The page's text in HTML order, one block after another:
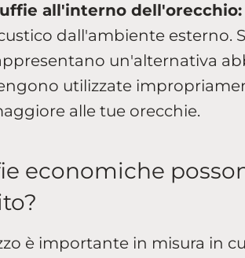
all'interno dell'orecchio:
dall'ambiente esterno.
un'alternativa
utilizzate
alle tue orecchie.
economiche
è importante in misura in